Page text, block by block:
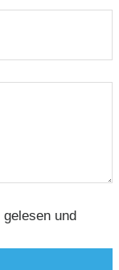
und